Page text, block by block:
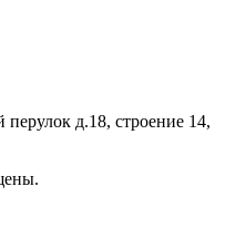
д.18, строение 14,